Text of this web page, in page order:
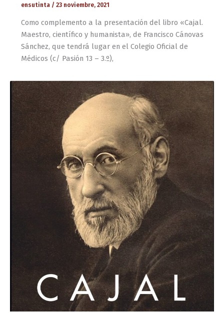
ensutinta / 23 noviembre, 2021
Como complemento a la presentación del libro «Cajal.
Maestro, científico y humanista», de Francisco Cánovas
Sánchez, que tendrá lugar en el Colegio Oficial de
Médicos (c/ Pasión 13 – 3.º),